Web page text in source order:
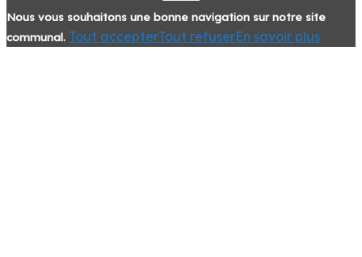
Nous vous souhaitons une bonne navigation sur notre site
communal. Tout accepterTout refuserEn savoir plus